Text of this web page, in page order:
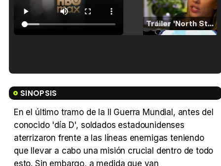
Tráiler 'North Star' (2023)
SINOPSIS
En el último tramo de la II Guerra Mundial, antes del
conocido 'día D', soldados estadounidenses
aterrizaron frente a las líneas enemigas teniendo
que llevar a cabo una misión crucial dentro de todo
esto. Sin embargo, a medida que van